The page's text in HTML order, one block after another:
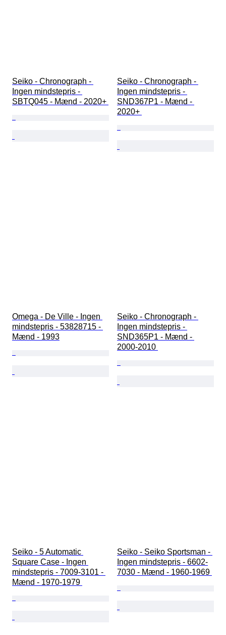
Seiko - Chronograph -
Ingen mindstepris -
SBTQ045 - Mænd - 2020+
Seiko - Chronograph -
Ingen mindstepris -
SND367P1 - Mænd -
2020+
Omega - De Ville - Ingen
mindstepris - 53828715 -
Mænd - 1993
Seiko - Chronograph -
Ingen mindstepris -
SND365P1 - Mænd -
2000-2010
Seiko - 5 Automatic
Square Case - Ingen
mindstepris - 7009-3101 -
Mænd - 1970-1979
Seiko - Seiko Sportsman -
Ingen mindstepris - 6602-
7030 - Mænd - 1960-1969